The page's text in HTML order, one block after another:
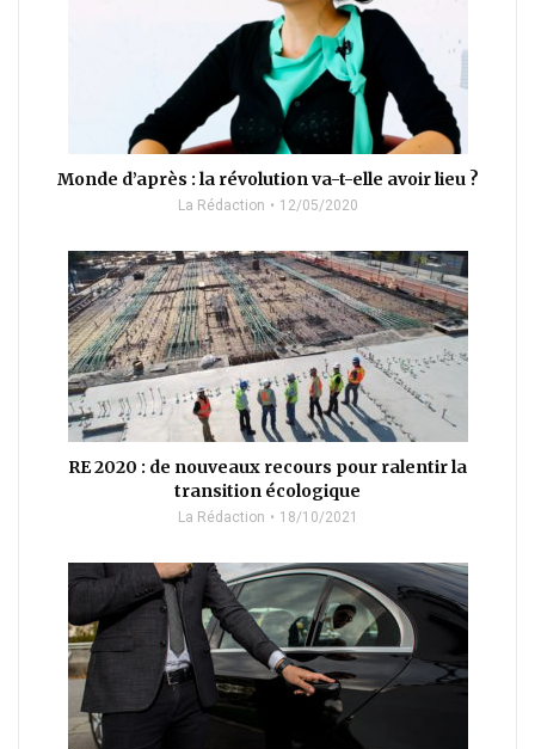
Monde d’après : la révolution va-t-elle avoir lieu ?
La Rédaction 12/05/2020
RE 2020 : de nouveaux recours pour ralentir la
transition écologique
La Rédaction 18/10/2021